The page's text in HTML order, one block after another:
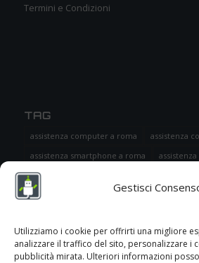
Gestisci
Utilizziamo i cookie per offrirti una migliore
analizzare il traffico del sito, personalizzare i
pubblicità mirata. Ulteriori informazioni
Termini e Condizioni
TAG
assistenza computer a roma
assistenza
assistenza smartphone a roma
doctor
riparazione cellulare roma
riparazione